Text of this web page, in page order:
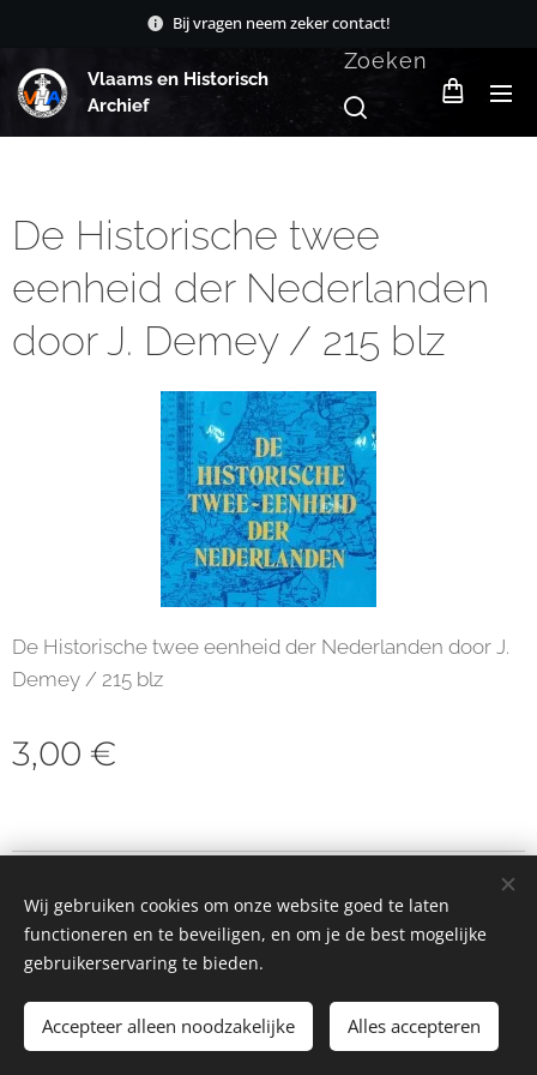
Bij vragen neem zeker contact!
Vlaams en Historisch
Archief
Zoeken
De Historische twee
eenheid der Nederlanden
door J. Demey / 215 blz
De Historische twee eenheid der Nederlanden door J.
Demey / 215 blz
3,00 €
Toevoegen aan de winkelwagen
Cookies
Wij gebruiken cookies om onze website goed te laten
functioneren en te beveiligen, en om je de best mogelijke
gebruikerservaring te bieden.
Accepteer alleen noodzakelijke Alles accepteren